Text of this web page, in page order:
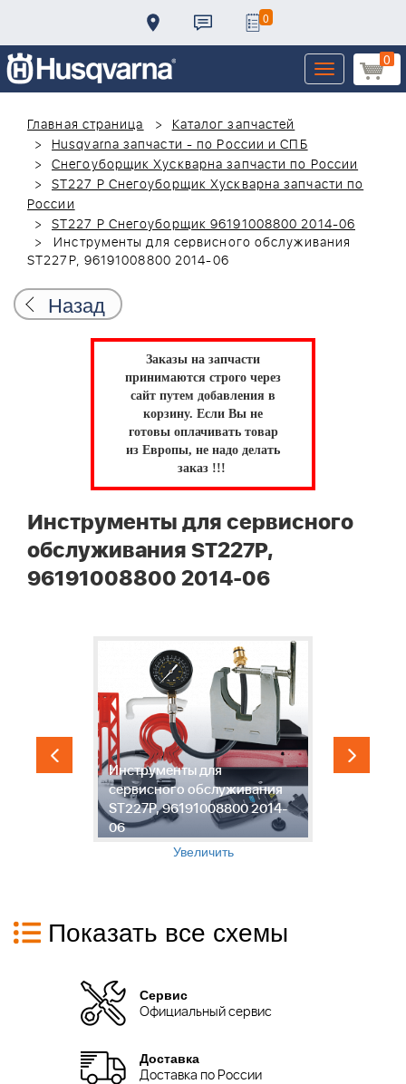
0
0
Toggle
navigation
Главная страница
Каталог запчастей
Husqvarna запчасти - по России и СПБ
Снегоуборщик Хускварна запчасти по России
ST227 P Снегоуборщик Хускварна запчасти по
России
ST227 P Снегоуборщик 96191008800 2014-06
Инструменты для сервисного обслуживания
ST227P, 96191008800 2014-06
Назад
Заказы на запчасти
принимаются строго через
сайт путем добавления в
корзину. Если Вы не
готовы оплачивать товар
из Европы, не надо делать
заказ !!!
Инструменты для сервисного
обслуживания ST227P,
96191008800 2014-06
Инструменты для
сервисного обслуживания
ST227P, 96191008800 2014-
06
Увеличить
Показать все схемы
Сервис
Официальный сервис
Доставка
Доставка по России